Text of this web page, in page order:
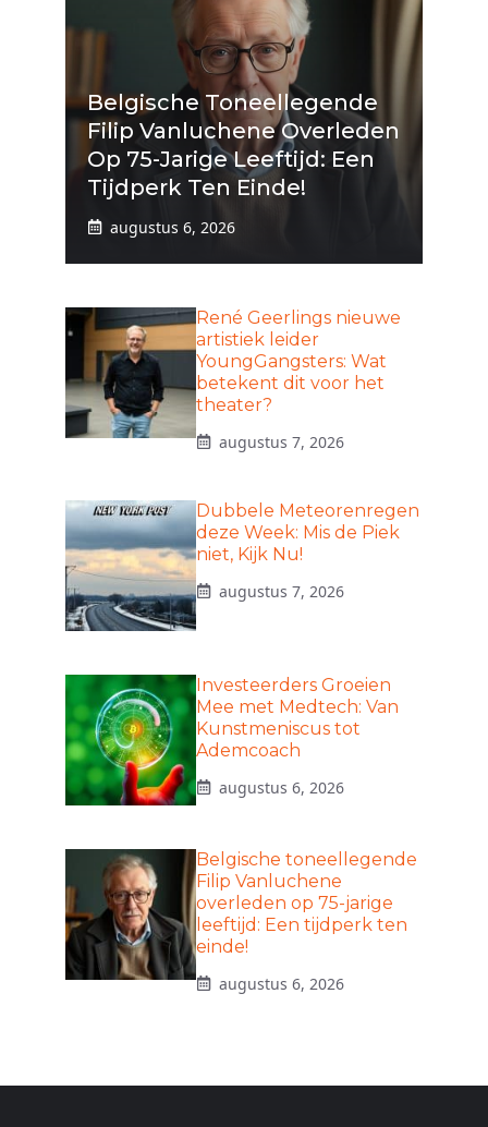
Belgische Toneellegende
Filip Vanluchene Overleden
Op 75-Jarige Leeftijd: Een
Tijdperk Ten Einde!
augustus 6, 2026
René Geerlings nieuwe
artistiek leider
YoungGangsters: Wat
betekent dit voor het
theater?
augustus 7, 2026
Dubbele Meteorenregen
deze Week: Mis de Piek
niet, Kijk Nu!
augustus 7, 2026
Investeerders Groeien
Mee met Medtech: Van
Kunstmeniscus tot
Ademcoach
augustus 6, 2026
Belgische toneellegende
Filip Vanluchene
overleden op 75-jarige
leeftijd: Een tijdperk ten
einde!
augustus 6, 2026